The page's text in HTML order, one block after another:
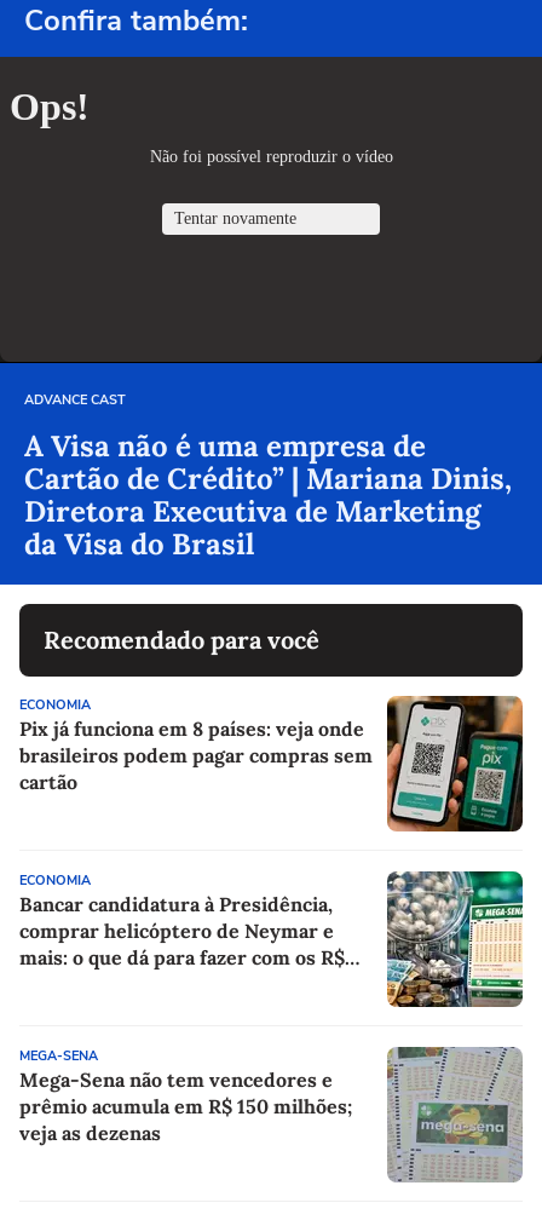
Confira também:
ADVANCE CAST
A Visa não é uma empresa de
Cartão de Crédito” | Mariana Dinis,
Diretora Executiva de Marketing
da Visa do Brasil
Recomendado para você
ECONOMIA
Pix já funciona em 8 países: veja onde
brasileiros podem pagar compras sem
cartão
ECONOMIA
Bancar candidatura à Presidência,
comprar helicóptero de Neymar e
mais: o que dá para fazer com os R$
MEGA-SENA
Mega-Sena não tem vencedores e
prêmio acumula em R$ 150 milhões;
veja as dezenas